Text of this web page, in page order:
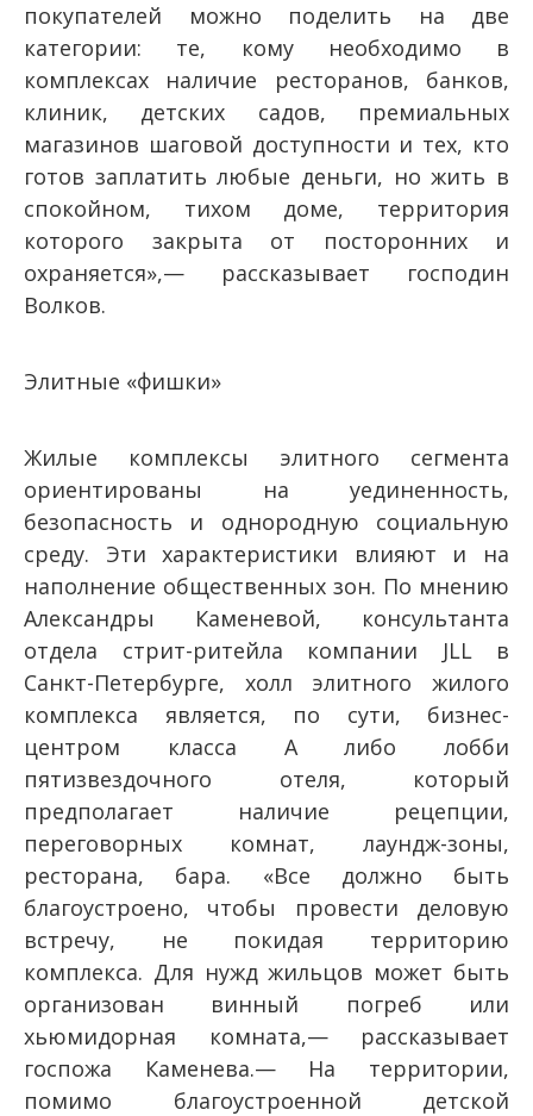
покупателей можно поделить на две
категории: те, кому необходимо в
комплексах наличие ресторанов, банков,
клиник, детских садов, премиальных
магазинов шаговой доступности и тех, кто
готов заплатить любые деньги, но жить в
спокойном, тихом доме, территория
которого закрыта от посторонних и
охраняется»,— рассказывает господин
Волков.
Элитные «фишки»
Жилые комплексы элитного сегмента
ориентированы на уединенность,
безопасность и однородную социальную
среду. Эти характеристики влияют и на
наполнение общественных зон. По мнению
Александры Каменевой, консультанта
отдела стрит-ритейла компании JLL в
Санкт-Петербурге, холл элитного жилого
комплекса является, по сути, бизнес-
центром класса А либо лобби
пятизвездочного отеля, который
предполагает наличие рецепции,
переговорных комнат, лаундж-зоны,
ресторана, бара. «Все должно быть
благоустроено, чтобы провести деловую
встречу, не покидая территорию
комплекса. Для нужд жильцов может быть
организован винный погреб или
хьюмидорная комната,— рассказывает
госпожа Каменева.— На территории,
помимо благоустроенной детской